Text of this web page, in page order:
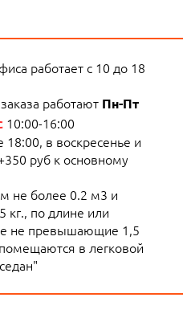
работает с 10 до 18
работают Пн-Пт
10:00-16:00
в воскресенье и
руб к основному
не более 0.2 м3 и
кг., по длине или
не превышающие 1,5
в легковой